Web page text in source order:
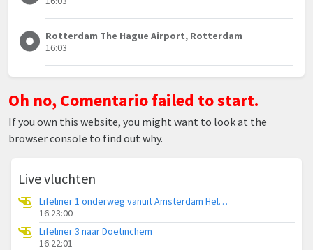
Rotterdam The Hague Airport, Rotterdam
16:03
Oh no, Comentario failed to start.
If you own this website, you might want to look at the
browser console to find out why.
Live vluchten
Lifeliner 1 onderweg vanuit Amsterdam Heliport
16:23:00
Lifeliner 3 naar Doetinchem
16:22:01